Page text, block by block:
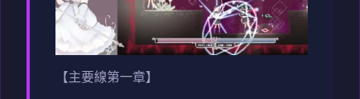
【主要線第一章】